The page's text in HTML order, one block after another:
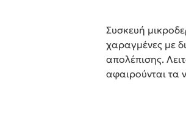
Συσκευή
χαραγμένες με
απολέπισης.
αφαιρούνται τα